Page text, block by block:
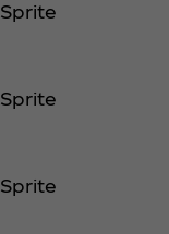
Sprite
Sprite
Sprite